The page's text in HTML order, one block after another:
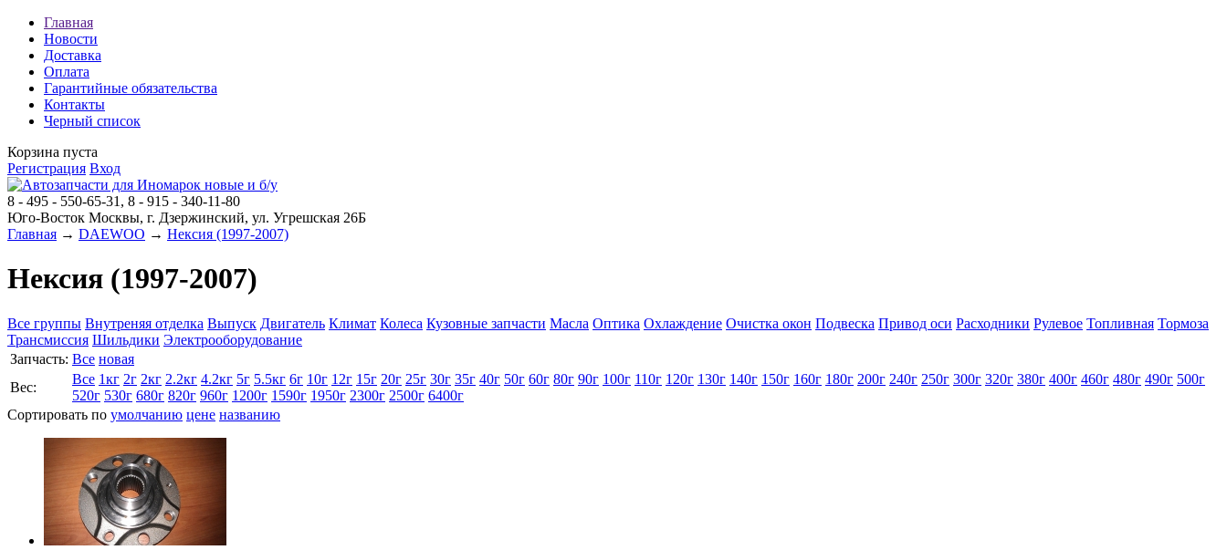
Главная
Новости
Доставка
Оплата
Гарантийные обязательства
Контакты
Черный список
Корзина пуста
Регистрация Вход
8 - 495 - 550-65-31, 8 - 915 - 340-11-80
Юго-Восток Москвы, г. Дзержинский, ул. Угрешская 26Б
Главная → DAEWOO → Нексия (1997-2007)
Нексия (1997-2007)
Все группы Внутреняя отделка Выпуск Двигатель Климат Колеса Кузовные запчасти Масла Оптика Охлаждение Очистка окон Подвеска Привод оси Расходники Рулевое Топливная Тормоза
Трансмиссия Шильдики Электрооборудование
Запчасть: Все новая
Вес:
Все 1кг 2г 2кг 2.2кг 4.2кг 5г 5.5кг 6г 10г 12г 15г 20г 25г 30г 35г 40г 50г 60г 80г 90г 100г 110г 120г 130г 140г 150г 160г 180г 200г 240г 250г 300г 320г 380г 400г 460г 480г 490г 500г
520г 530г 680г 820г 960г 1200г 1590г 1950г 2300г 2500г 6400г
Сортировать по умолчанию цене названию